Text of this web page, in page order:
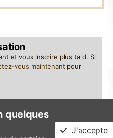
et vous inscrire plus tard. Si
vous maintenant pour
quelques
J'accepte